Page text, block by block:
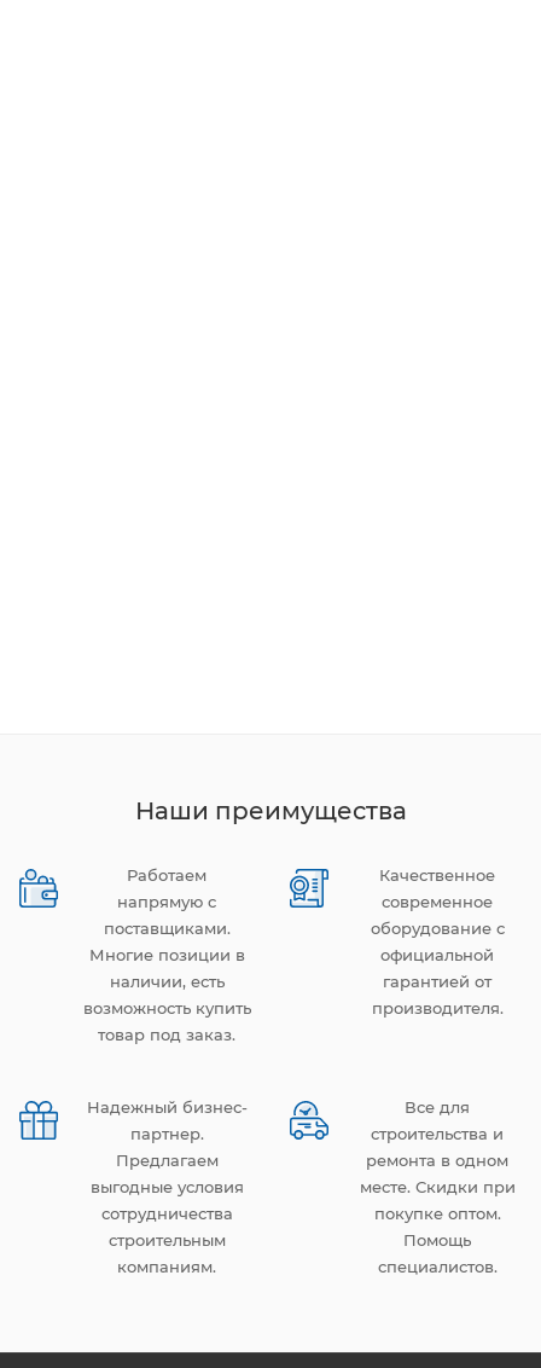
Наши преимущества
Работаем
напрямую с
поставщиками.
Многие позиции в
наличии, есть
возможность купить
товар под заказ.
Качественное
современное
оборудование с
официальной
гарантией от
производителя.
Надежный бизнес-
партнер.
Предлагаем
выгодные условия
сотрудничества
строительным
компаниям.
Все для
строительства и
ремонта в одном
месте. Скидки при
покупке оптом.
Помощь
специалистов.